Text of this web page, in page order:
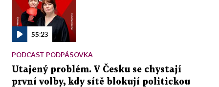
55:23
PODCAST PODPÁSOVKA
Utajený problém. V Česku se chystají
první volby, kdy sítě blokují politickou